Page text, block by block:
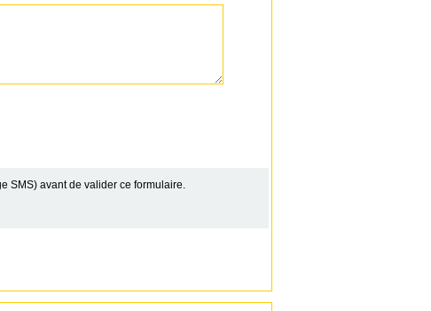
SMS) avant de valider ce formulaire.